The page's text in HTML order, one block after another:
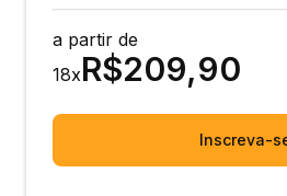
a partir de
18xR$209,90
Inscreva-